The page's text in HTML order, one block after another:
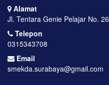
Alamat
Jl. Tentara Genie Pelajar No. 26
Telepon
0315343708
Email
smekda.surabaya@gmail.com